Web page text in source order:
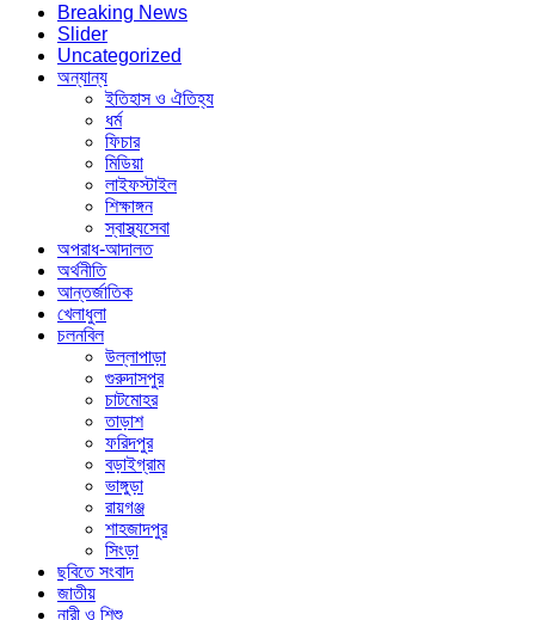
Breaking News
Slider
Uncategorized
অন্যান্য
ইতিহাস ও ঐতিহ্য
ধর্ম
ফিচার
মিডিয়া
লাইফস্টাইল
শিক্ষাঙ্গন
স্বাস্থ্যসেবা
অপরাধ-আদালত
অর্থনীতি
আন্তর্জাতিক
খেলাধুলা
চলনবিল
উল্লাপাড়া
গুরুদাসপুর
চাটমোহর
তাড়াশ
ফরিদপুর
বড়াইগ্রাম
ভাঙ্গুড়া
রায়গঞ্জ
শাহজাদপুর
সিংড়া
ছবিতে সংবাদ
জাতীয়
নারী ও শিশু